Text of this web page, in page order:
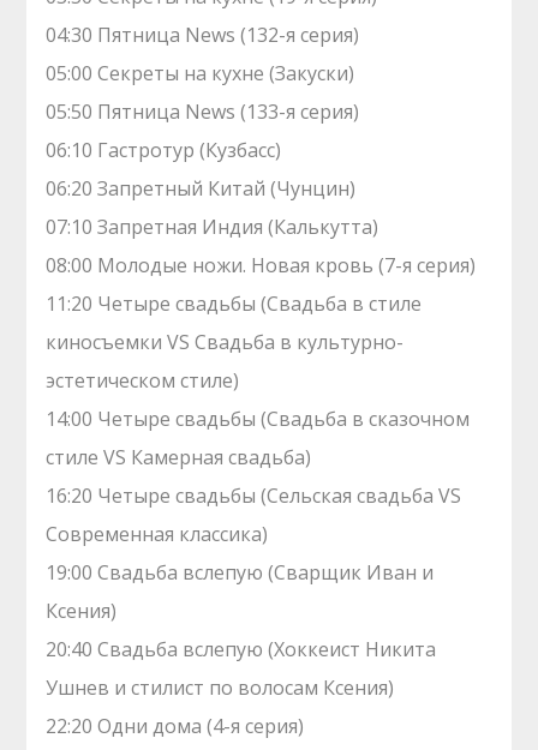
04:30 Пятница News (132-я серия)
05:00 Секреты на кухне (Закуски)
05:50 Пятница News (133-я серия)
06:10 Гастротур (Кузбасс)
06:20 Запретный Китай (Чунцин)
07:10 Зaпрeтная Индия (Калькутта)
08:00 Молодые ножи. Hовая кpовь (7-я серия)
11:20 Четыре свадьбы (Свадьба в стиле
киносъемки VS Свадьба в культурно-
эстетическом стиле)
14:00 Четыре свадьбы (Свадьба в сказочном
стиле VS Камерная свадьба)
16:20 Четыре свадьбы (Сельская свадьба VS
Современная классика)
19:00 Свадьба вслепую (Сварщик Иван и
Ксения)
20:40 Свадьба вслепую (Хоккеист Никита
Ушнев и стилист по волосам Ксения)
22:20 Одни дома (4-я серия)